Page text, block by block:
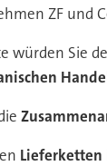
ZF und
würden Sie
Lieferketten